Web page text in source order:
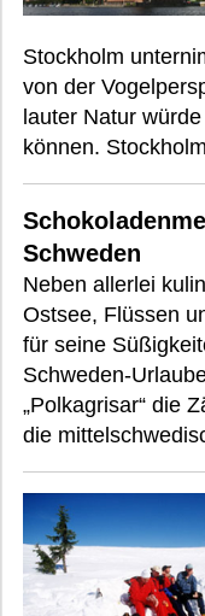
Stockholm
von der
lauter Natur
können.
Schweden
Neben allerlei
Ostsee, Flüssen
für seine
Schweden-
„Polkagrisar“ die
die